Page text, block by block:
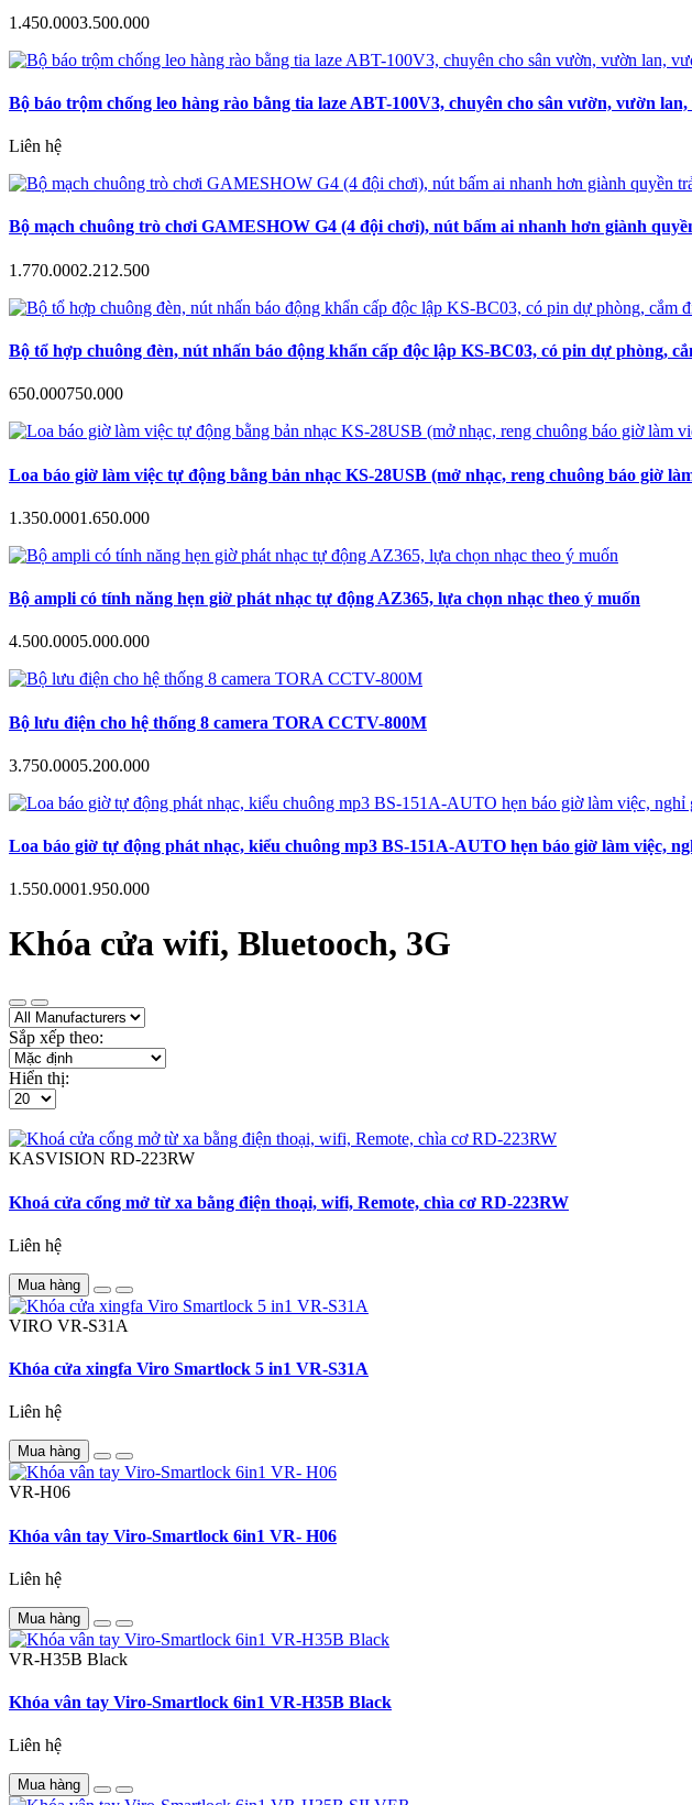
1.450.0003.500.000
Bộ báo trộm chống leo hàng rào bằng tia laze ABT-100V3, chuyên cho sân vườn, vườn
Liên hệ
Bộ mạch chuông trò chơi GAMESHOW G4 (4 đội chơi), nút bấm ai nhanh hơn giành
1.770.0002.212.500
Bộ tổ hợp chuông đèn, nút nhấn báo động khẩn cấp độc lập KS-BC03, có pin dự phòng,
650.000750.000
Loa báo giờ làm việc tự động bằng bản nhạc KS-28USB (mở nhạc, reng chuông báo giờ
1.350.0001.650.000
Bộ ampli có tính năng hẹn giờ phát nhạc tự động AZ365, lựa chọn nhạc theo ý muốn
4.500.0005.000.000
Bộ lưu điện cho hệ thống 8 camera TORA CCTV-800M
3.750.0005.200.000
Loa báo giờ tự động phát nhạc, kiểu chuông mp3 BS-151A-AUTO hẹn báo giờ làm việc,
1.550.0001.950.000
Khóa cửa wifi, Bluetooch, 3G
Sắp xếp theo:
Hiển thị:
KASVISION RD-223RW
Khoá cửa cổng mở từ xa bằng điện thoại, wifi, Remote, chìa cơ RD-223RW
Liên hệ
Mua hàng
VIRO VR-S31A
Khóa cửa xingfa Viro Smartlock 5 in1 VR-S31A
Liên hệ
Mua hàng
VR-H06
Khóa vân tay Viro-Smartlock 6in1 VR- H06
Liên hệ
Mua hàng
VR-H35B Black
Khóa vân tay Viro-Smartlock 6in1 VR-H35B Black
Liên hệ
Mua hàng